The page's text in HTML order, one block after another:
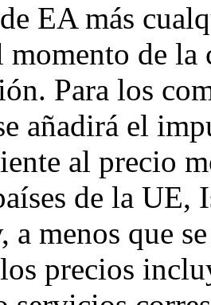
EA más
momento de
Para los
añadirá el
al precio
de la UE,
a menos que
precios